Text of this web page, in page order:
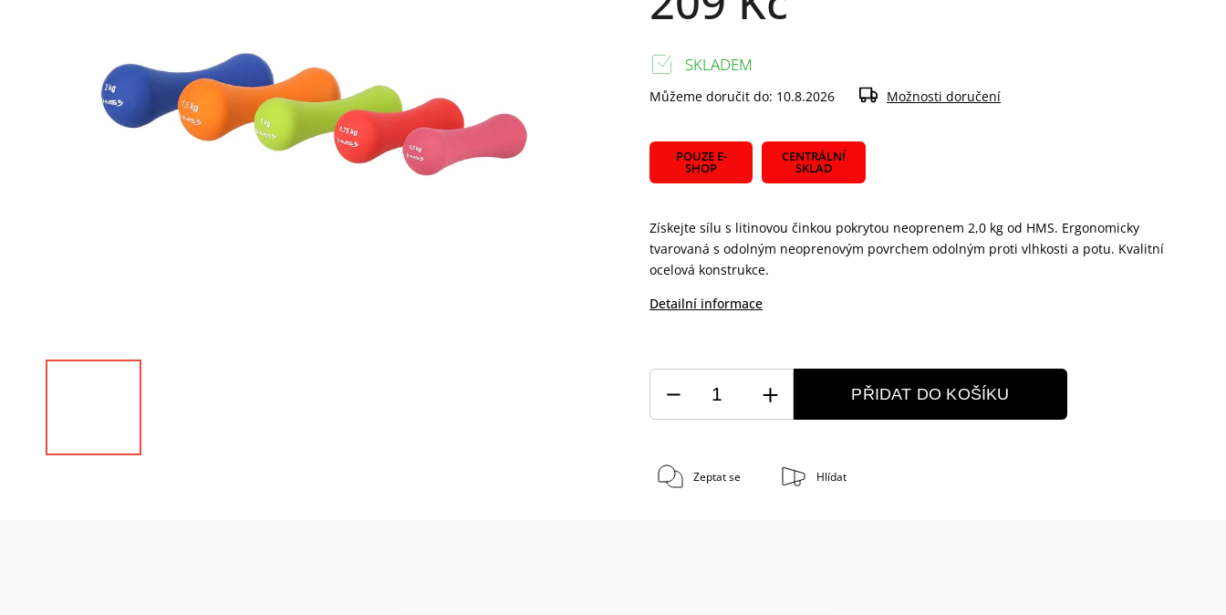
POUZE E-
SHOP
CENTRÁLNÍ
SKLAD
Získejte sílu s litinovou činkou pokrytou neoprenem 2,0 kg od HMS. Ergonomicky
tvarovaná s odolným neoprenovým povrchem odolným proti vlhkosti a potu. Kvalitní
ocelová konstrukce.
Detailní informace
SKLADEM
Můžeme doručit do: 10.8.2026 Možnosti doručení
PŘIDAT DO KOŠÍKU
Zeptat se Hlídat